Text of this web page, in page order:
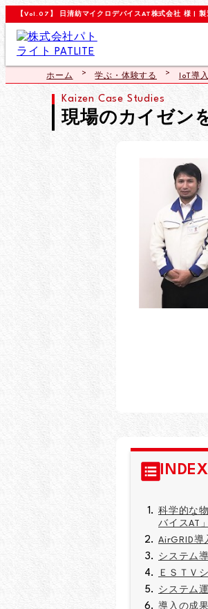
【Vol.07】 日清紡マイクロデバイスAT株式会社 様 |
ホーム 学ぶ・体験する IoT導
Kaizen Case Studies
現場のカイゼン
INDEX
科学的な
バイスAT」
AirGRID導
システム
ＥＳＴＶ
システム
導入の成果